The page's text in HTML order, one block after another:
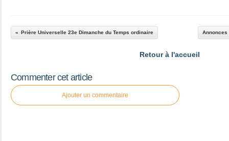
Prière Universelle 23e Dimanche du Temps ordinaire Annonces
Retour à l'accueil
Commenter cet article
Ajouter un commentaire